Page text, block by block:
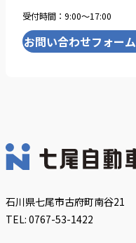
受付時間：9:00〜17:00
お問い合わせフォーム
石川県七尾市古府町南谷21
TEL: 0767-53-1422